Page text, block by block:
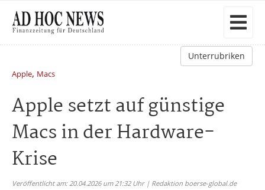
Unterrubriken
Apple, Macs
Apple setzt auf günstige
Macs in der Hardware-
Krise
Veröffentlicht am: 20.04.2026 um 21:32 Uhr | Redaktion boerse-global.de